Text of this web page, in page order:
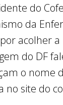
do
da
acolher a
do DF
o nome
no site do